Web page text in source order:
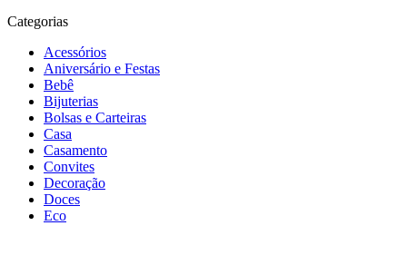
Categorias
Acessórios
Aniversário e Festas
Bebê
Bijuterias
Bolsas e Carteiras
Casa
Casamento
Convites
Decoração
Doces
Eco